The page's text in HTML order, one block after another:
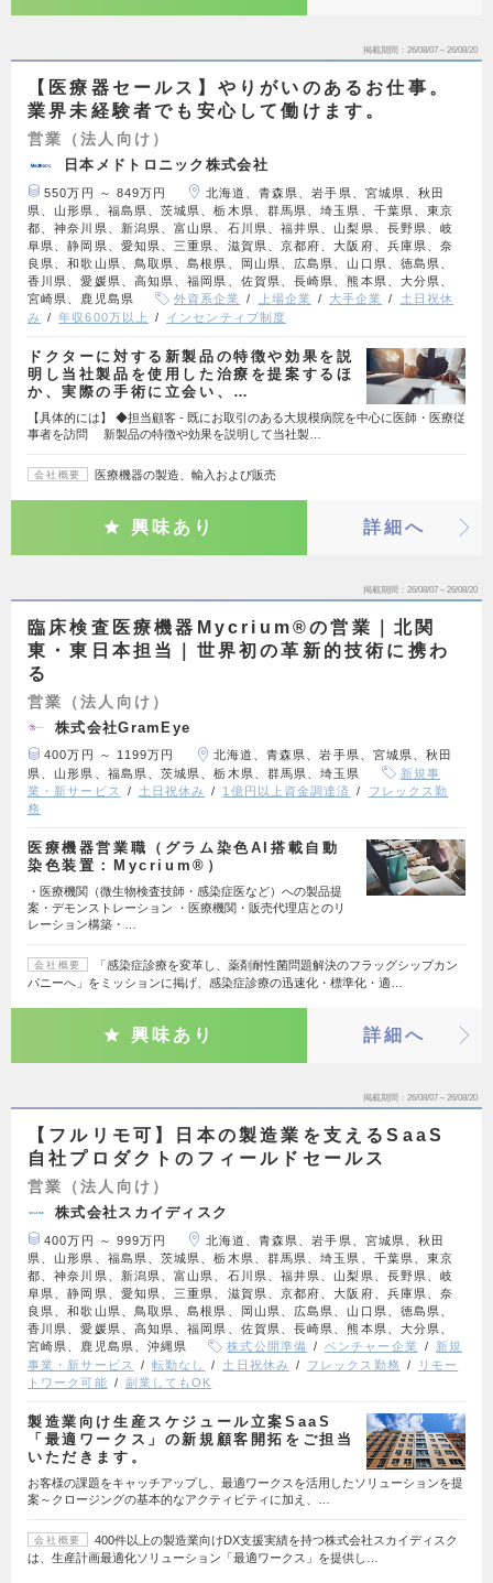
掲載期間 26/08/07～26/08/20
【医療器セールス】やりがいのあるお仕事。
業界未経験者でも安心して働けます。
営業（法人向け）
日本メドトロニック株式会社
550万円 ～ 849万円
北海道、青森県、岩手県、宮城県、秋田
県、山形県、福島県、茨城県、栃木県、群馬県、埼玉県、千葉県、東京
都、神奈川県、新潟県、富山県、石川県、福井県、山梨県、長野県、岐
阜県、静岡県、愛知県、三重県、滋賀県、京都府、大阪府、兵庫県、奈
良県、和歌山県、鳥取県、島根県、岡山県、広島県、山口県、徳島県、
香川県、愛媛県、高知県、福岡県、佐賀県、長崎県、熊本県、大分県、
宮崎県、鹿児島県
外資系企業 上場企業 大手企業
土日祝休
み
年収600万以上 インセンティブ制度
ドクターに対する新製品の特徴や効果を説
明し当社製品を使用した治療を提案するほ
か、実際の手術に立会い、…
【具体的には】 ◆担当顧客 - 既にお取引のある大規模病院を中心に医師・医療従
事者を訪問 新製品の特徴や効果を説明して当社製…
会社概要 医療機器の製造、輸入および販売
興味あり 詳細へ
掲載期間 26/08/07～26/08/20
臨床検査医療機器Mycrium®の営業｜北関
東・東日本担当｜世界初の革新的技術に携わ
る
営業（法人向け）
株式会社GramEye
400万円 ～ 1199万円
北海道、青森県、岩手県、宮城県、秋田
県、山形県、福島県、茨城県、栃木県、群馬県、埼玉県
新規事
業・新サービス
土日祝休み 1億円以上資金調達済
フレックス勤
務
医療機器営業職（グラム染色AI搭載自動
染色装置：Mycrium®）
・医療機関（微生物検査技師・感染症医など）への製品提
案・デモンストレーション ・医療機関・販売代理店とのリ
レーション構築・…
会社概要
「感染症診療を変革し、薬剤耐性菌問題解決のフラッグシップカン
パニーへ」をミッションに掲げ、感染症診療の迅速化・標準化・適…
興味あり 詳細へ
掲載期間 26/08/07～26/08/20
【フルリモ可】日本の製造業を支えるSaaS
自社プロダクトのフィールドセールス
営業（法人向け）
株式会社スカイディスク
400万円 ～ 999万円
北海道、青森県、岩手県、宮城県、秋田
県、山形県、福島県、茨城県、栃木県、群馬県、埼玉県、千葉県、東京
都、神奈川県、新潟県、富山県、石川県、福井県、山梨県、長野県、岐
阜県、静岡県、愛知県、三重県、滋賀県、京都府、大阪府、兵庫県、奈
良県、和歌山県、鳥取県、島根県、岡山県、広島県、山口県、徳島県、
香川県、愛媛県、高知県、福岡県、佐賀県、長崎県、熊本県、大分県、
宮崎県、鹿児島県、沖縄県
株式公開準備 ベンチャー企業
新規
事業・新サービス
転勤なし 土日祝休み フレックス勤務
リモー
トワーク可能
副業してもOK
製造業向け生産スケジュール立案SaaS
「最適ワークス」の新規顧客開拓をご担当
いただきます。
お客様の課題をキャッチアップし、最適ワークスを活用したソリューションを提
案～クロージングの基本的なアクティビティに加え、…
会社概要
400件以上の製造業向けDX支援実績を持つ株式会社スカイディスク
は、生産計画最適化ソリューション「最適ワークス」を提供し…